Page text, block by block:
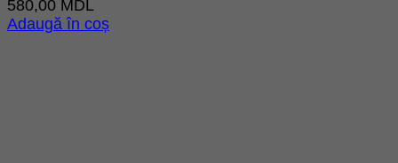
580,00 MDL
Adaugă în coș